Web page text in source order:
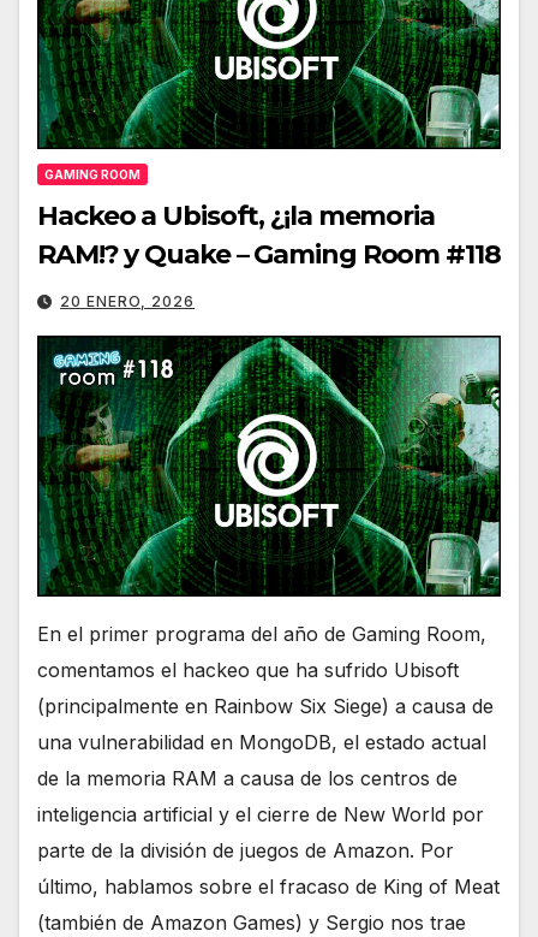
GAMING ROOM
Hackeo a Ubisoft, ¿¡la memoria
RAM!? y Quake – Gaming Room #118
20 ENERO, 2026
En el primer programa del año de Gaming Room,
comentamos el hackeo que ha sufrido Ubisoft
(principalmente en Rainbow Six Siege) a causa de
una vulnerabilidad en MongoDB, el estado actual
de la memoria RAM a causa de los centros de
inteligencia artificial y el cierre de New World por
parte de la división de juegos de Amazon. Por
último, hablamos sobre el fracaso de King of Meat
(también de Amazon Games) y Sergio nos trae